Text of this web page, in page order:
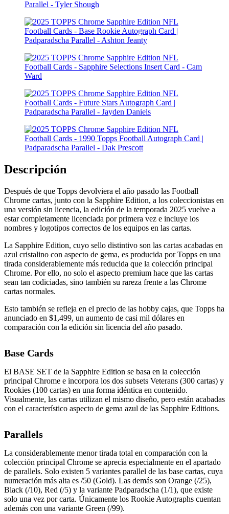
Descripción
Después de que Topps devolviera el año pasado las Football
Chrome cartas, junto con la Sapphire Edition, a los coleccionistas en
una versión sin licencia, la edición de la temporada 2025 vuelve a
estar completamente licenciada por primera vez e incluye los
nombres y logotipos correctos de los equipos en las cartas.
La Sapphire Edition, cuyo sello distintivo son las cartas acabadas en
azul cristalino con aspecto de gema, es producida por Topps en una
tirada considerablemente más reducida que la colección principal
Chrome. Por ello, no solo el aspecto premium hace que las cartas
sean tan codiciadas, sino también su rareza frente a las Chrome
cartas normales.
Esto también se refleja en el precio de las hobby cajas, que Topps ha
anunciado en $1,499, un aumento de casi mil dólares en
comparación con la edición sin licencia del año pasado.
Base Cards
El BASE SET de la Sapphire Edition se basa en la colección
principal Chrome e incorpora los dos subsets Veterans (300 cartas) y
Rookies (100 cartas) en una forma idéntica en contenido.
Visualmente, las cartas utilizan el mismo diseño, pero están acabadas
con el característico aspecto de gema azul de las Sapphire Editions.
Parallels
La considerablemente menor tirada total en comparación con la
colección principal Chrome se aprecia especialmente en el apartado
de parallels. Solo existen 5 variantes parallel de las base cartas, cuya
numeración más alta es /50 (Gold). Las demás son Orange (/25),
Black (/10), Red (/5) y la variante Padparadscha (1/1), que existe
solo una vez por carta. Únicamente los Rookie Autographs cuentan
además con una variante Green (/99).